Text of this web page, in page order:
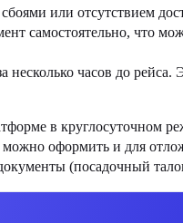
или отсутствием
самостоятельно, что
часов до
в круглосуточном
оформить и для
(посадочный